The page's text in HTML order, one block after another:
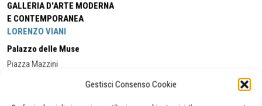
Gestisci Consenso Cookie
GALLERIA D'ARTE MODERNA
E CONTEMPORANEA
LORENZO VIANI
Palazzo delle Muse
Piazza Mazzini
Cell:+39 338 5714978 (orario apertura Galleria)
Tel:
+39 0584 944580 (orario 09.00/13.00)